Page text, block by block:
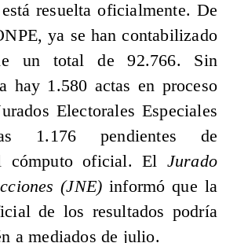
resuelta oficialmente. De
ya se han contabilizado
un total de 92.766. Sin
hay 1.580 actas en proceso
Electorales Especiales
1.176 pendientes de
cómputo oficial. El Jurado
(JNE) informó que la
de los resultados podría
a mediados de julio.